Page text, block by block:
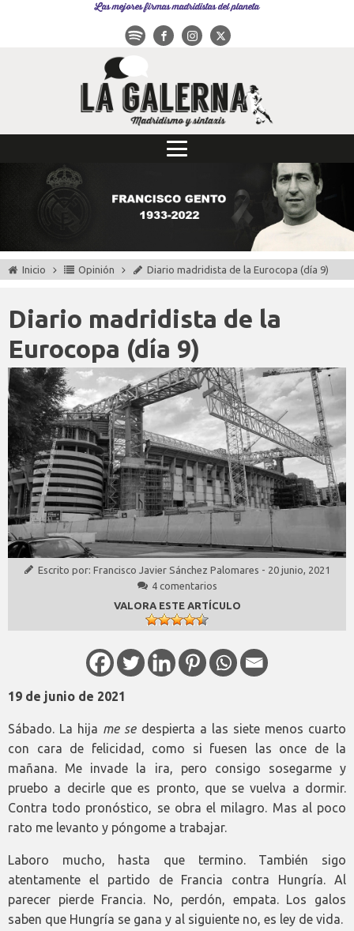
Las mejores firmas madridistas del planeta
Inicio Opinión Diario madridista de la Eurocopa (día 9)
Diario madridista de la
Eurocopa (día 9)
Escrito por: Francisco Javier Sánchez Palomares - 20 junio, 2021
4 comentarios
VALORA ESTE ARTÍCULO
19 de junio de 2021
Sábado. La hija me sedespierta a las siete menos cuarto
con cara de felicidad, como si fuesen las once de la
mañana. Me invade la ira, pero consigo sosegarme y
pruebo a decirle que es pronto, que se vuelva a dormir.
Contra todo pronóstico, se obra el milagro. Mas al poco
rato me levanto y póngome a trabajar.
Laboro mucho, hasta que termino. También sigo
atentamente el partido de Francia contra Hungría. Al
parecer pierde Francia. No, perdón, empata. Los galos
saben que Hungría se gana y al siguiente no, es ley de vida.